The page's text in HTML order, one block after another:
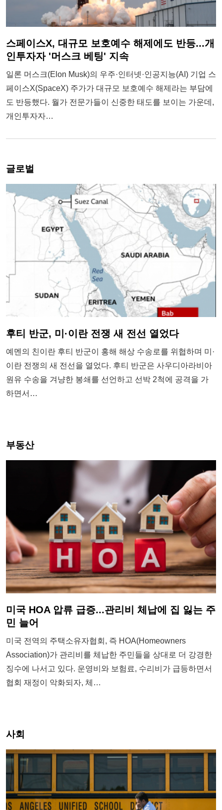
스페이스X, 대규모 보호예수 해제에도 반등...개
인투자자 '머스크 베팅' 지속
일론 머스크(Elon Musk)의 우주·인터넷·인공지능(AI) 기업 스
페이스X(SpaceX) 주가가 대규모 보호예수 해제라는 부담에
도 반등했다. 월가 전문가들이 신중한 태도를 보이는 가운데,
개인투자자…
글로벌
후티 반군, 미·이란 전쟁 새 전선 열었다
예멘의 친이란 후티 반군이 홍해 해상 수송로를 위협하며 미·
이란 전쟁의 새 전선을 열었다. 후티 반군은 사우디아라비아
원유 수송을 겨냥한 봉쇄를 선언하고 선박 2척에 공격을 가
하면서…
부동산
미국 HOA 압류 급증...관리비 체납에 집 잃는 주
민 늘어
미국 전역의 주택소유자협회, 즉 HOA(Homeowners
Association)가 관리비를 체납한 주민들을 상대로 더 강경한
징수에 나서고 있다. 운영비와 보험료, 수리비가 급등하면서
협회 재정이 악화되자, 체…
사회